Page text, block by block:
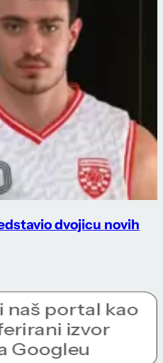
dvojicu novih